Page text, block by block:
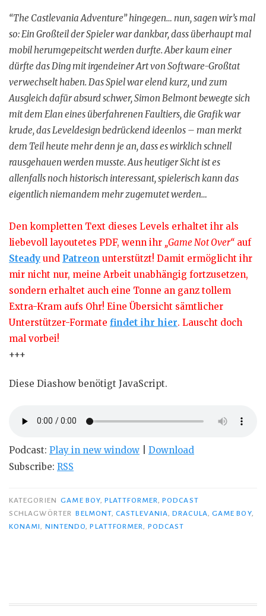
“The Castlevania Adventure” hingegen… nun, sagen wir’s mal
so: Ein Großteil der Spieler war dankbar, dass überhaupt mal
mobil herumgepeitscht werden durfte. Aber kaum einer
dürfte das Ding mit irgendeiner Art von Software-Großtat
verwechselt haben. Das Spiel war elend kurz, und zum
Ausgleich dafür absurd schwer, Simon Belmont bewegte sich
mit dem Elan eines überfahrenen Faultiers, die Grafik war
krude, das Leveldesign bedrückend ideenlos – man merkt
dem Teil heute mehr denn je an, dass es wirklich schnell
rausgehauen werden musste. Aus heutiger Sicht ist es
allenfalls noch historisch interessant, spielerisch kann das
eigentlich niemandem mehr zugemutet werden…
Den kompletten Text dieses Levels erhaltet ihr als
liebevoll layoutetes PDF, wenn ihr „Game Not Over“ auf
Steady und Patreon unterstützt! Damit ermöglicht ihr
mir nicht nur, meine Arbeit unabhängig fortzusetzen,
sondern erhaltet auch eine Tonne an ganz tollem
Extra-Kram aufs Ohr! Eine Übersicht sämtlicher
Unterstützer-Formate findet ihr hier. Lauscht doch
mal vorbei!
+++
Diese Diashow benötigt JavaScript.
Podcast: Play in new window
Download
Subscribe: RSS
KATEGORIEN GAME BOY,PLATTFORMER,PODCAST
SCHLAGWÖRTER BELMONT,CASTLEVANIA,DRACULA, GAME BOY,
KONAMI, NINTENDO,PLATTFORMER, PODCAST